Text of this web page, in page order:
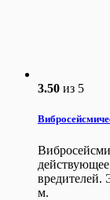
3.50 из 5
вредителей.
м.